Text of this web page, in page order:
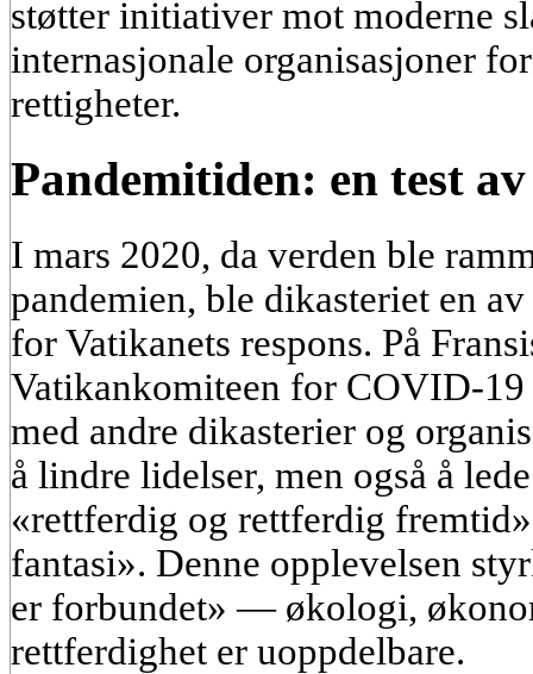
støtter initiativer mot moderne
internasjonale organisasjoner
rettigheter.
Pandemitiden: en test
I mars 2020, da verden ble
pandemien, ble dikasteriet en
for Vatikanets respons. På
Vatikankomiteen for COVID-19
med andre dikasterier og
å lindre lidelser, men også å
«rettferdig og rettferdig
fantasi». Denne opplevelsen
er forbundet» — økologi,
rettferdighet er uoppdelbare.